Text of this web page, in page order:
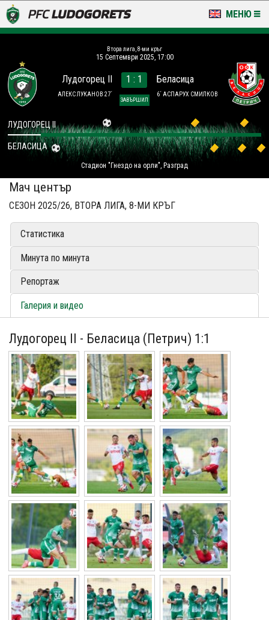
МЕНЮ
LUDOGORETS TV
НА ТЕРЕНА
СТАДИОН & БАЗИ
КЛУБ
ЗА ФЕНОВЕ
Втора лига, 8-ми кръг
15 Септември 2025, 17:00
Лудогорец II
АЛЕКС ЛУКАНОВ 27´
1 : 1
ЗАВЪРШИЛ
Беласица
6´ АСПАРУХ СМИЛКОВ
Стадион "Гнездо на орли", Разград
ЛУДОГОРЕЦ II
БЕЛАСИЦА
Мач център
СЕЗОН 2025/26, ВТОРА ЛИГА, 8-МИ КРЪГ
Статистика
Минута по минута
Репортаж
Галерия и видео
Лудогорец II - Беласица (Петрич) 1:1